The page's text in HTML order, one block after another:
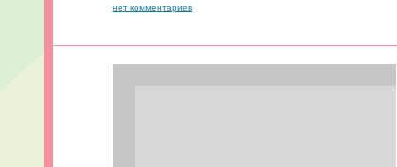
нет комментариев